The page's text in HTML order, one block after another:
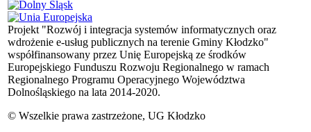
Projekt "Rozwój i integracja systemów informatycznych oraz
wdrożenie e-usług publicznych na terenie Gminy Kłodzko"
współfinansowany przez Unię Europejską ze środków
Europejskiego Funduszu Rozwoju Regionalnego w ramach
Regionalnego Programu Operacyjnego Województwa
Dolnośląskiego na lata 2014-2020.
© Wszelkie prawa zastrzeżone, UG Kłodzko